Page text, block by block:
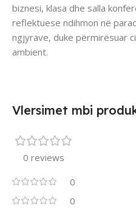
biznesi, klasa dhe salla
reflektuese ndihmon në
ngjyrave, duke përmirësuar
ambient.
Vlersimet mbi
0 reviews
0
0